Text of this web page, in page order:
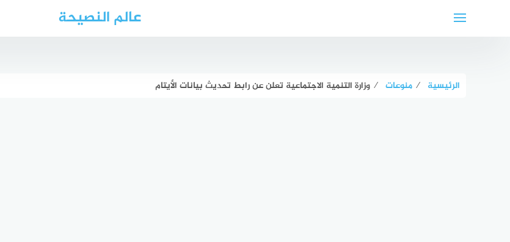
عالم النصيحة
الرئيسية ⁄ منوعات ⁄ وزارة التنمية الاجتماعية تعلن عن رابط تحديث بيانات الأيتام